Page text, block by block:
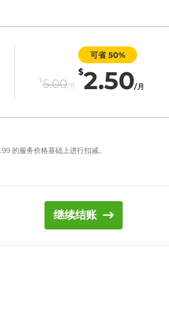
$5.00/月
可省 50%
$2.50/月
的服务价格基础上进行扣减。
继续结账